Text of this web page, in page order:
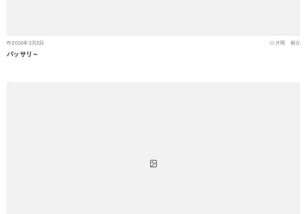
2016年2月2日 片岡 裕介
パッサリ～